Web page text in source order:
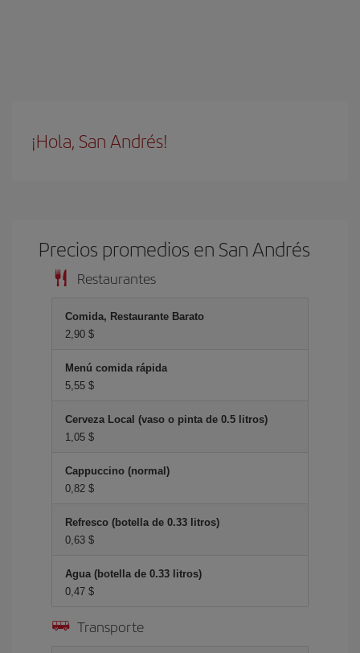
¡Hola, San Andrés!
Precios promedios en San Andrés
Restaurantes
Comida, Restaurante Barato
2,90 $
Menú comida rápida
5,55 $
Cerveza Local (vaso o pinta de 0.5 litros)
1,05 $
Cappuccino (normal)
0,82 $
Refresco (botella de 0.33 litros)
0,63 $
Agua (botella de 0.33 litros)
0,47 $
Transporte